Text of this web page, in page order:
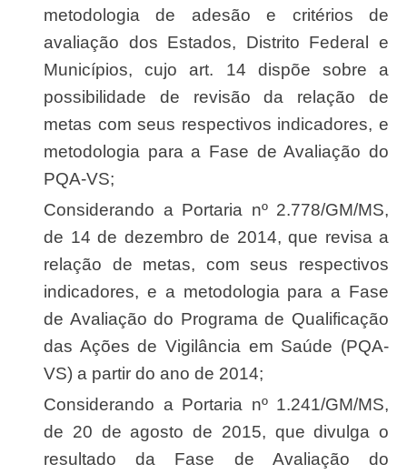
metodologia de adesão e critérios de
avaliação dos Estados, Distrito Federal e
Municípios, cujo art. 14 dispõe sobre a
possibilidade de revisão da relação de
metas com seus respectivos indicadores, e
metodologia para a Fase de Avaliação do
PQA-VS;
Considerando a Portaria nº 2.778/GM/MS,
de 14 de dezembro de 2014, que revisa a
relação de metas, com seus respectivos
indicadores, e a metodologia para a Fase
de Avaliação do Programa de Qualificação
das Ações de Vigilância em Saúde (PQA-
VS) a partir do ano de 2014;
Considerando a Portaria nº 1.241/GM/MS,
de 20 de agosto de 2015, que divulga o
resultado da Fase de Avaliação do